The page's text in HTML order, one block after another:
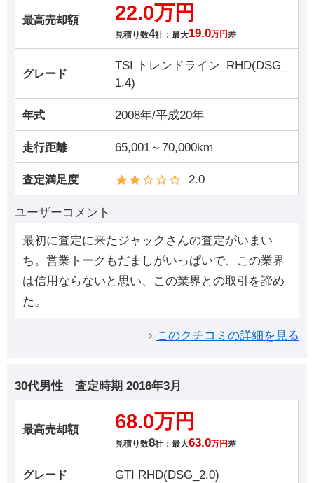
最高売却額 22.0万円
見積り数4社：最大19.0万円 差
グレード
TSI トレンドライン_RHD(DSG_
1.4)
年式 2008年/平成20年
走行距離 65,001～70,000km
査定満足度 2.0
ユーザーコメント
最初に査定に来たジャックさんの査定がいまい
ち。営業トークもだましがいっぱいで、この業界
は信用ならないと思い、この業界との取引を諦め
た。
このクチコミの詳細を見る
30代男性 査定時期 2016年3月
最高売却額 68.0万円
見積り数8社：最大63.0万円差
グレード GTI RHD(DSG_2.0)